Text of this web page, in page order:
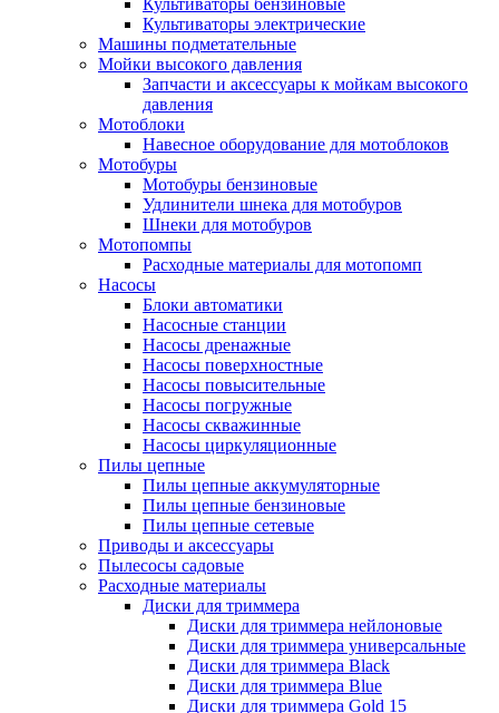
Культиваторы бензиновые
Культиваторы электрические
Машины подметательные
Мойки высокого давления
Запчасти и аксессуары к мойкам высокого
давления
Мотоблоки
Навесное оборудование для мотоблоков
Мотобуры
Мотобуры бензиновые
Удлинители шнека для мотобуров
Шнеки для мотобуров
Мотопомпы
Расходные материалы для мотопомп
Насосы
Блоки автоматики
Насосные станции
Насосы дренажные
Насосы поверхностные
Насосы повысительные
Насосы погружные
Насосы скважинные
Насосы циркуляционные
Пилы цепные
Пилы цепные аккумуляторные
Пилы цепные бензиновые
Пилы цепные сетевые
Приводы и аксессуары
Пылесосы садовые
Расходные материалы
Диски для триммера
Диски для триммера нейлоновые
Диски для триммера универсальные
Диски для триммера Black
Диски для триммера Blue
Диски для триммера Gold 15